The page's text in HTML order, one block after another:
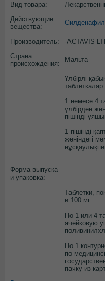
Вид товара:
Действующие
вещества:
Силденафил
Производитель:
-ACTAVIS
Страна
происхождения:
Мальта
Форма выпуска
и упаковка:
Үлбірлі
таблеткалар.
1 немесе 4
үлбірден
пішінді
1 пішінді
жөніндегі
Таблетки,
и 100 мг.
По 1 или 4
ячейковую
По 1
по
пачку из